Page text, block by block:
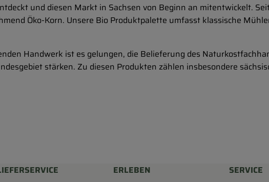
und diesen Markt in Sachsen von Beginn an mitentwickelt.
Öko-Korn. Unsere Bio Produktpalette umfasst klassische
Handwerk ist es gelungen, die Belieferung des
stärken. Zu diesen Produkten zählen insbesondere
ERLEBEN
SERVICE